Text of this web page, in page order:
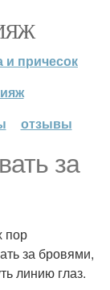
причесок
отзывы
за
пор
за бровями,
линию глаз.